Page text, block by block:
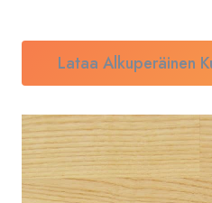
Lataa Alkuperäinen